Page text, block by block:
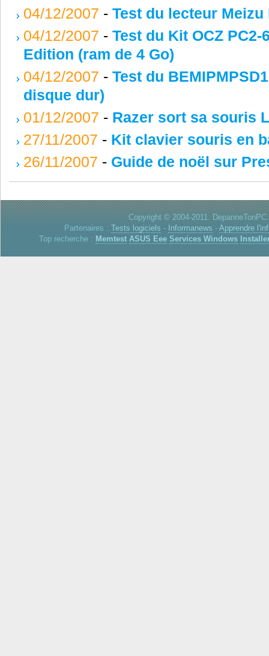
04/12/2007 - Test du lecteur
04/12/2007 - Test du Kit OCZ PC2-
Edition (ram de 4 Go)
04/12/2007 - Test du
disque dur)
01/12/2007 - Razer sort sa souris
27/11/2007 - Kit clavier souris en
26/11/2007 - Guide de noël sur
Copyright © 2004-2011.
Partenaires : Tests logiciels - Informanews - Apprendre
Top recherche : Memtest ASUS Eee Services Windows